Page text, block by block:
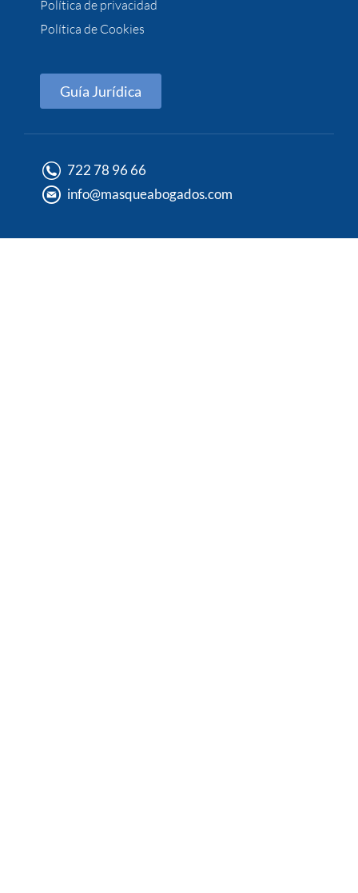
Política de privacidad
Política de Cookies
Guía Jurídica
722 78 96 66
info@masqueabogados.com